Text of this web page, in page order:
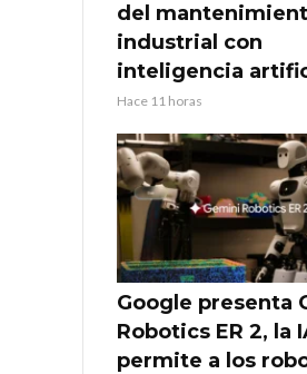
del
industrial con
inteligencia
Hace 11 horas
Google presenta
Robotics ER 2, la
permite a los